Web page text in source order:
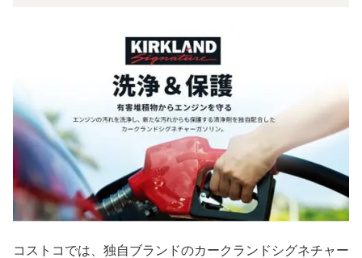
コストコでは、独自ブランドのカークランドシグネチャー